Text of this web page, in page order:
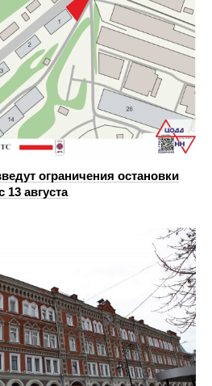
ограничения остановки
13 августа